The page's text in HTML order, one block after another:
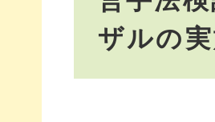
ザルの